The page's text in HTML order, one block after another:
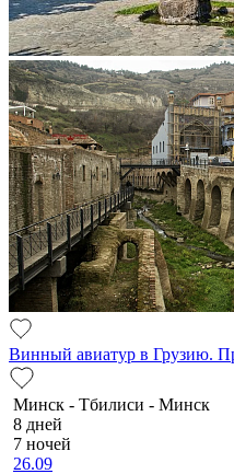
Винный авиатур в Грузию.
Минск - Тбилиси - Минск
8 дней
7 ночей
26.09